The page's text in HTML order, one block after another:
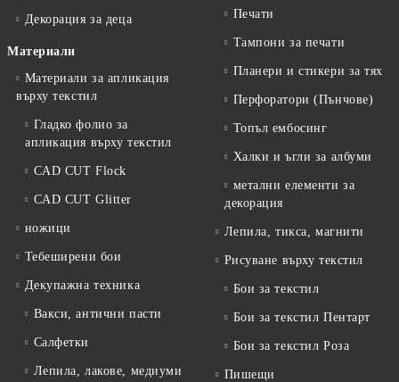
Декорация за деца
Материали
Материали за апликация
върху текстил
Гладко фолио за
апликация върху текстил
CAD CUT Flock
CAD CUT Glitter
ножици
Тебеширени бои
Декупажна техника
Вакси, антични пасти
Салфетки
Лепила, лакове, медиуми
Печати
Тампони за печати
Планери и стикери за тях
Перфоратори (Пънчове)
Топъл ембосинг
Халки и ъгли за албуми
метални елементи за
декорация
Лепила, тикса, магнити
Рисуване върху текстил
Бои за текстил
Бои за текстил Пентарт
Бои за текстил Роза
Пишещи